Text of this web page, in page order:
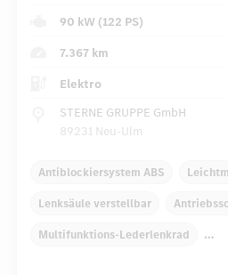
90 kW (122 PS)
7.367 km
Elektro
STERNE GRUPPE GmbH
89231 Neu-Ulm
Antiblockiersystem ABS
Lenksäule verstellbar
Multifunktions-Lederlenkrad